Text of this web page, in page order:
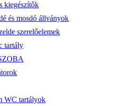
kiegészítők
és mosdó állványok
szerelőelemek
tartály
WC tartályok